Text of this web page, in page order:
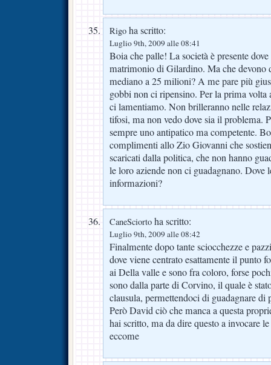
Rigo ha scritto:
Luglio 9th, 2009 alle 08:41
Boia che palle! La società è presente dove
matrimonio di Gilardino. Ma che devono
mediano a 25 milioni? A me pare più
gobbi non ci ripensino. Per la prima volta
ci lamentiamo. Non brilleranno nelle
tifosi, ma non vedo dove sia il problema.
sempre uno antipatico ma competente.
complimenti allo Zio Giovanni che
scaricati dalla politica, che non hanno
le loro aziende non ci guadagnano. Dove
informazioni?
CaneSciorto ha scritto:
Luglio 9th, 2009 alle 08:42
Finalmente dopo tante sciocchezze e
dove viene centrato esattamente il punto
ai Della valle e sono fra coloro, forse
sono dalla parte di Corvino, il quale è
clausula, permettendoci di guadagnare di
Però David ciò che manca a questa
hai scritto, ma da dire questo a invocare
eccome